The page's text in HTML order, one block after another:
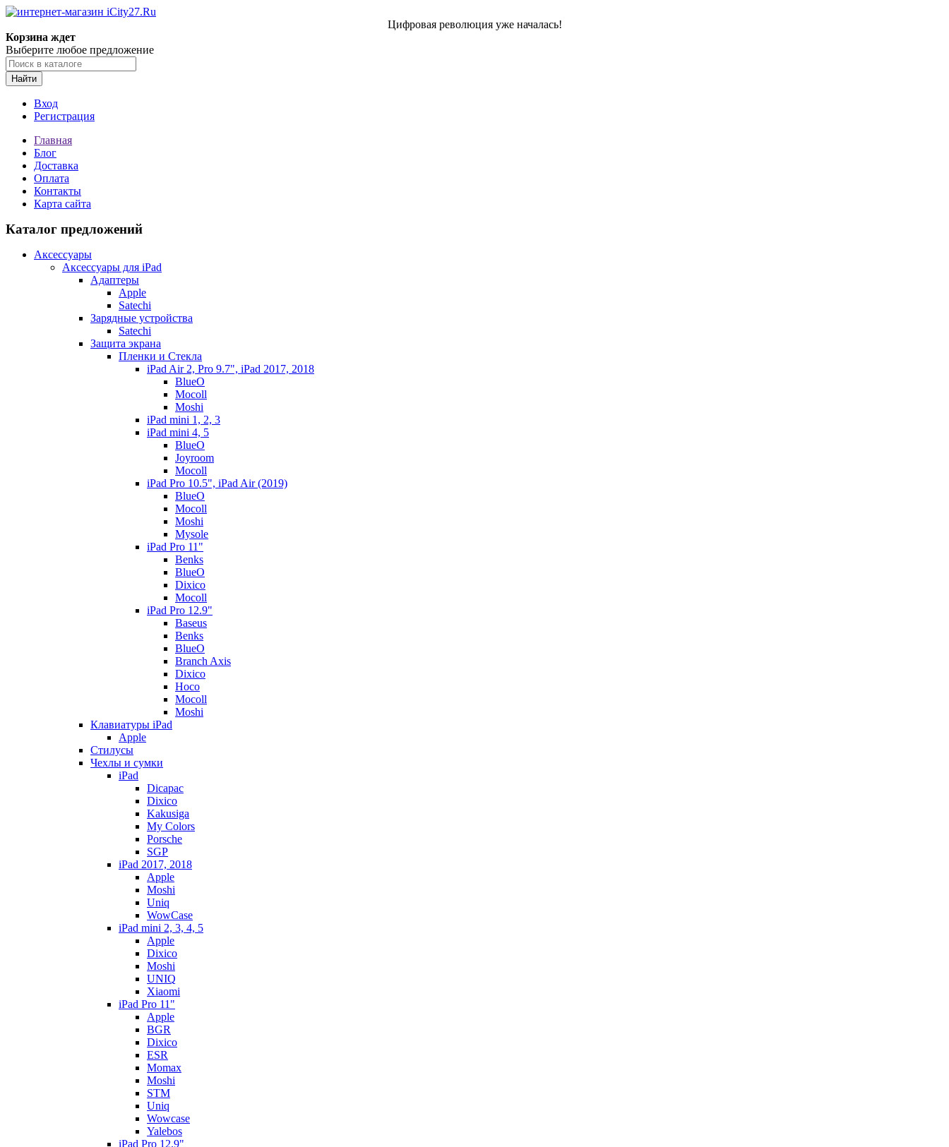
Цифровая революция уже началась!
Корзина ждет
Выберите любое предложение
Найти
Вход
Регистрация
Главная
Блог
Доставка
Оплата
Контакты
Карта сайта
Каталог предложений
Аксессуары
Аксессуары для iPad
Адаптеры
Apple
Satechi
Зарядные устройства
Satechi
Защита экрана
Пленки и Стекла
iPad Air 2, Pro 9.7", iPad 2017, 2018
BlueO
Mocoll
Moshi
iPad mini 1, 2, 3
iPad mini 4, 5
BlueO
Joyroom
Mocoll
iPad Pro 10.5", iPad Air (2019)
BlueO
Mocoll
Moshi
Mysole
iPad Pro 11"
Benks
BlueO
Dixico
Mocoll
iPad Pro 12.9"
Baseus
Benks
BlueO
Branch Axis
Dixico
Hoco
Mocoll
Moshi
Клавиатуры iPad
Apple
Стилусы
Чехлы и сумки
iPad
Dicapac
Dixico
Kakusiga
My Colors
Porsche
SGP
iPad 2017, 2018
Apple
Moshi
Uniq
WowCase
iPad mini 2, 3, 4, 5
Apple
Dixico
Moshi
UNIQ
Xiaomi
iPad Pro 11"
Apple
BGR
Dixico
ESR
Momax
Moshi
STM
Uniq
Wowcase
Yalebos
iPad Pro 12.9"